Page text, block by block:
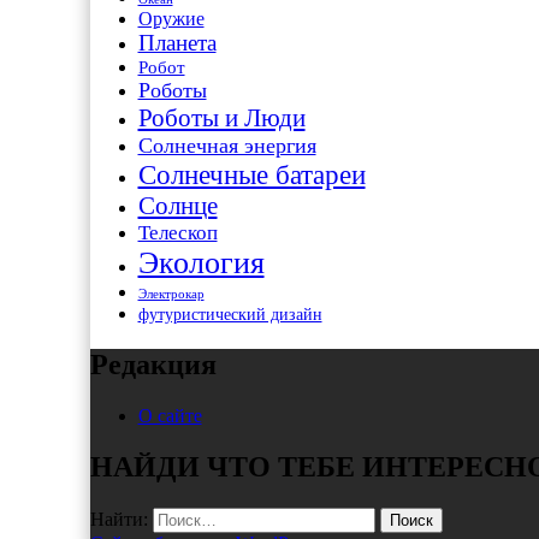
Оружие
Планета
Робот
Роботы
Роботы и Люди
Солнечная энергия
Солнечные батареи
Солнце
Телескоп
Экология
Электрокар
футуристический дизайн
Редакция
О сайте
НАЙДИ ЧТО ТЕБЕ
Найти: